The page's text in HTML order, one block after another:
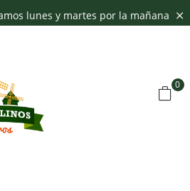
lunes y martes por la mañana
0